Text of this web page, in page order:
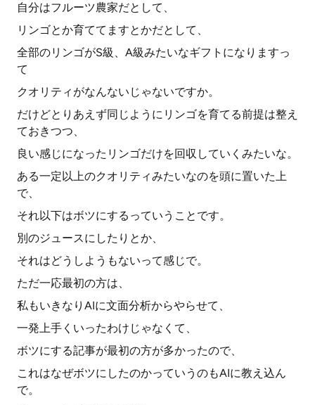
自分はフルーツ農家だとして、
リンゴとか育ててますとかだとして、
全部のリンゴがS級、A級みたいなギフトになりますっ
て
クオリティがなんないじゃないですか。
だけどとりあえず同じようにリンゴを育てる前提は整え
ておきつつ、
良い感じになったリンゴだけを回収していくみたいな。
ある一定以上のクオリティみたいなのを頭に置いた上
で、
それ以下はボツにするっていうことです。
別のジュースにしたりとか、
それはどうしようもないって感じで。
ただ一応最初の方は、
私もいきなりAIに文面分析からやらせて、
一発上手くいったわけじゃなくて、
ボツにする記事が最初の方が多かったので、
これはなぜボツにしたのかっていうのもAIに教え込ん
で。